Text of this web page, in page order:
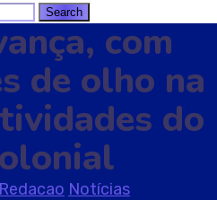
com
de olho na
do
Notícias